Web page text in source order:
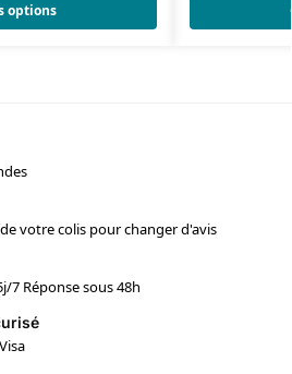
options
votre colis pour changer d'avis
7 Réponse sous 48h